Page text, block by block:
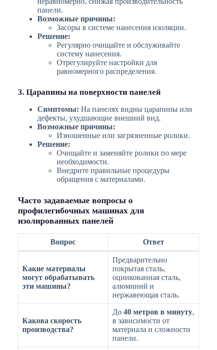
панели.
Возможные причины:
Засоры в системе нанесения изоляции.
Решение:
Регулярно очищайте и обслуживайте
систему нанесения.
Отрегулируйте настройки для
равномерного распределения.
3. Царапины на поверхности панелей
Симптомы: На панелях видны царапины или
дефекты, ухудшающие внешний вид.
Возможные причины:
Изношенные или загрязненные ролики.
Решение:
Очищайте и заменяйте ролики по мере
необходимости.
Внедрите правильные процедуры
обращения с материалами.
Часто задаваемые вопросы о
профилегибочных машинах для
изолированных панелей
Вопрос Ответ
Какие материалы
могут обрабатывать
эти машины?
Предварительно
покрытая сталь,
оцинкованная сталь,
алюминий и
нержавеющая сталь.
Какова скорость
производства?
До 40 метров в минуту,
в зависимости от
материала и сложности
панели.